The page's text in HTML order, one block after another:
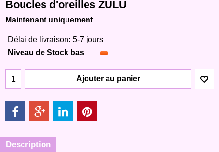
Boucles d'oreilles ZULU
Maintenant uniquement
Délai de livraison: 5-7 jours
Niveau de Stock bas
Ajouter au panier
Description